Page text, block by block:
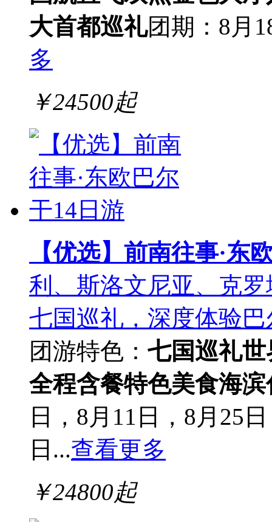
大首都巡礼团期：8月
多
￥24500起
【优选】前南往事·东
利、斯洛文尼亚、克
七国巡礼，深度体验
团游特色： 七国巡礼世
全程含餐特色美食海滨
日，8月11日，8月25
日...查看更多
￥24800起